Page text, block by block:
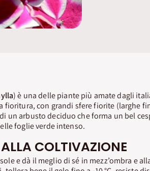
) è una delle piante più amate dagli
fioritura, con grandi sfere fiorite (larghe
un arbusto deciduo che forma un bel
foglie verde intenso.
COLTIVAZIONE
e dà il meglio di sé in mezz’ombra e